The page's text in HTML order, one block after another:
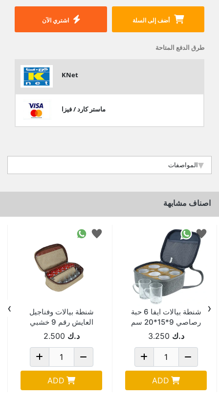
أضف إلى السلة اشتري الآن
طرق الدفع المتاحة
KNet
ماستر كارد / فيزا
المواصفات
اصناف مشابهة
شنطة بيالات ايفا 6 حبة
رصاصي 9*15*20 سم
KF-1529د.ك 3.250
ADD
شنطة بيالات وفناجيل
العايش رقم 9 خشبي
د.ك 2.500
ADD
‹
›